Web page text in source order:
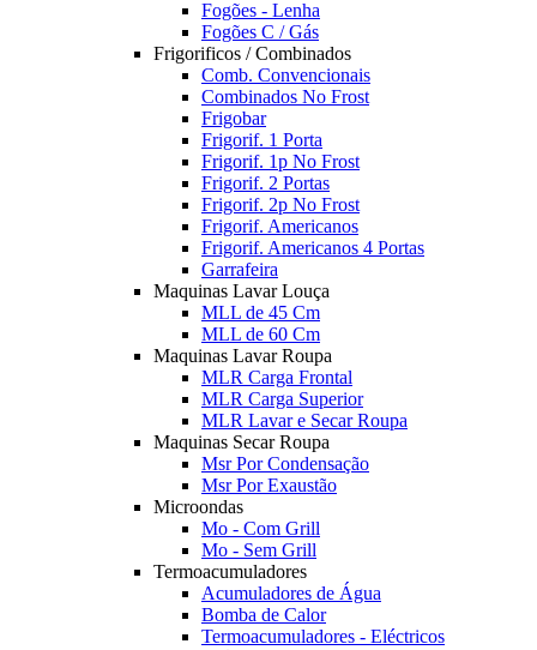
Fogões - Lenha
Fogões C / Gás
Frigorificos / Combinados
Comb. Convencionais
Combinados No Frost
Frigobar
Frigorif. 1 Porta
Frigorif. 1p No Frost
Frigorif. 2 Portas
Frigorif. 2p No Frost
Frigorif. Americanos
Frigorif. Americanos 4 Portas
Garrafeira
Maquinas Lavar Louça
MLL de 45 Cm
MLL de 60 Cm
Maquinas Lavar Roupa
MLR Carga Frontal
MLR Carga Superior
MLR Lavar e Secar Roupa
Maquinas Secar Roupa
Msr Por Condensação
Msr Por Exaustão
Microondas
Mo - Com Grill
Mo - Sem Grill
Termoacumuladores
Acumuladores de Água
Bomba de Calor
Termoacumuladores - Eléctricos